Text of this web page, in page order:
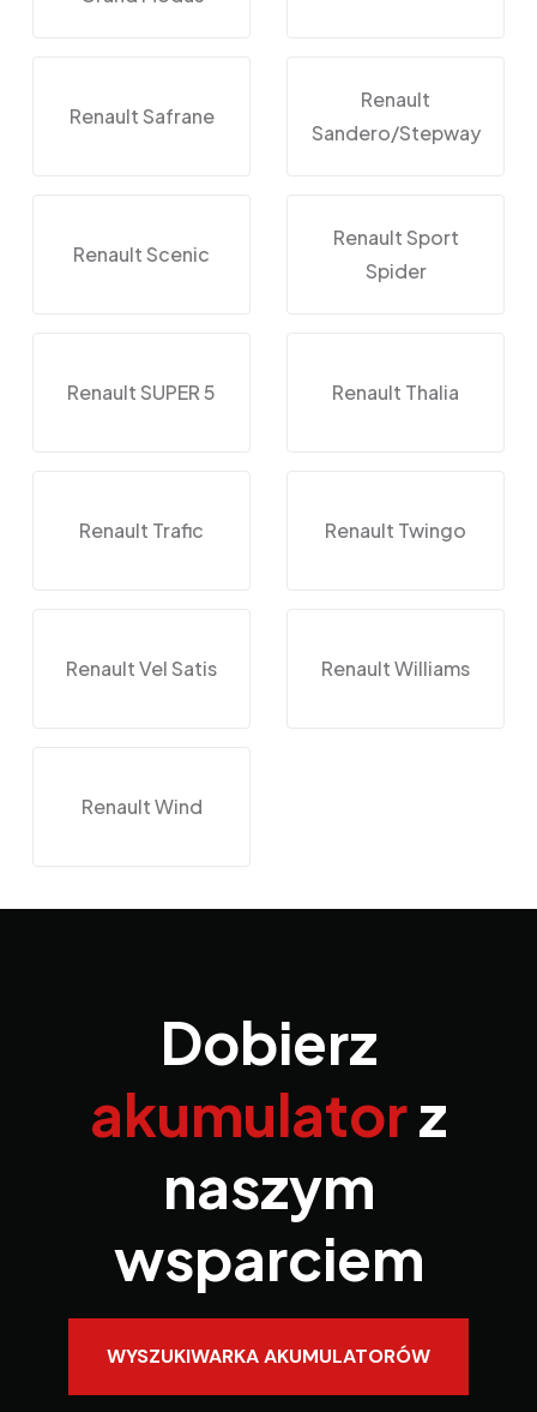
Renault Safrane
Renault
Sandero/Stepway
Renault Scenic
Renault Sport
Spider
Renault SUPER 5 Renault Thalia
Renault Trafic Renault Twingo
Renault Vel Satis Renault Williams
Renault Wind
Dobierz
akumulatorz
naszym
wsparciem
WYSZUKIWARKA AKUMULATORÓW